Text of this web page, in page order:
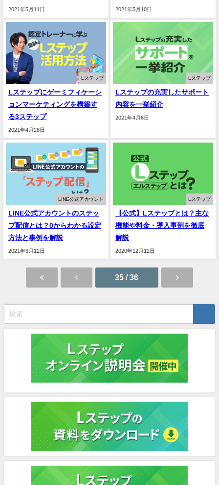
2021年5月11日 2021年5月10日
Lステップ
Lステップにゲーミフィケーシ
ョンマーケティングを構築す
る3ステップ
2021年4月28日
Lステップ
Lステップの充実したサポート
内容を一挙紹介
2021年4月6日
LINE公式アカウント
LINE公式アカウントのステッ
プ配信とは？0からわかる設定
方法と事例を解説
2021年3月12日
Lステップ
【公式】Lステップとは？主な
機能や料金・導入事例を徹底
解説
2020年12月12日
35 / 36